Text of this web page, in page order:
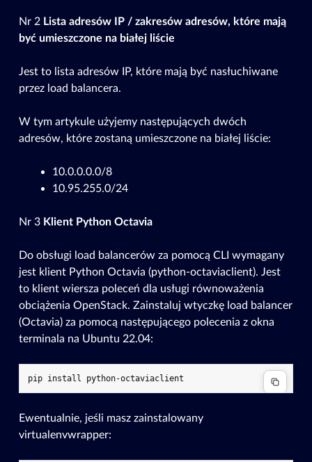
Nr 2 Lista adresów IP / zakresów adresów, które mają
być umieszczone na białej liście
Jest to lista adresów IP, które mają być nasłuchiwane
przez load balancera.
W tym artykule użyjemy następujących dwóch
adresów, które zostaną umieszczone na białej liście:
10.0.0.0.0/8
10.95.255.0/24
Nr 3 Klient Python Octavia
Do obsługi load balancerów za pomocą CLI wymagany
jest klient Python Octavia (python-octaviaclient). Jest
to klient wiersza poleceń dla usługi równoważenia
obciążenia OpenStack. Zainstaluj wtyczkę load balancer
(Octavia) za pomocą następującego polecenia z okna
terminala na Ubuntu 22.04:
Ewentualnie, jeśli masz zainstalowany
virtualenvwrapper: